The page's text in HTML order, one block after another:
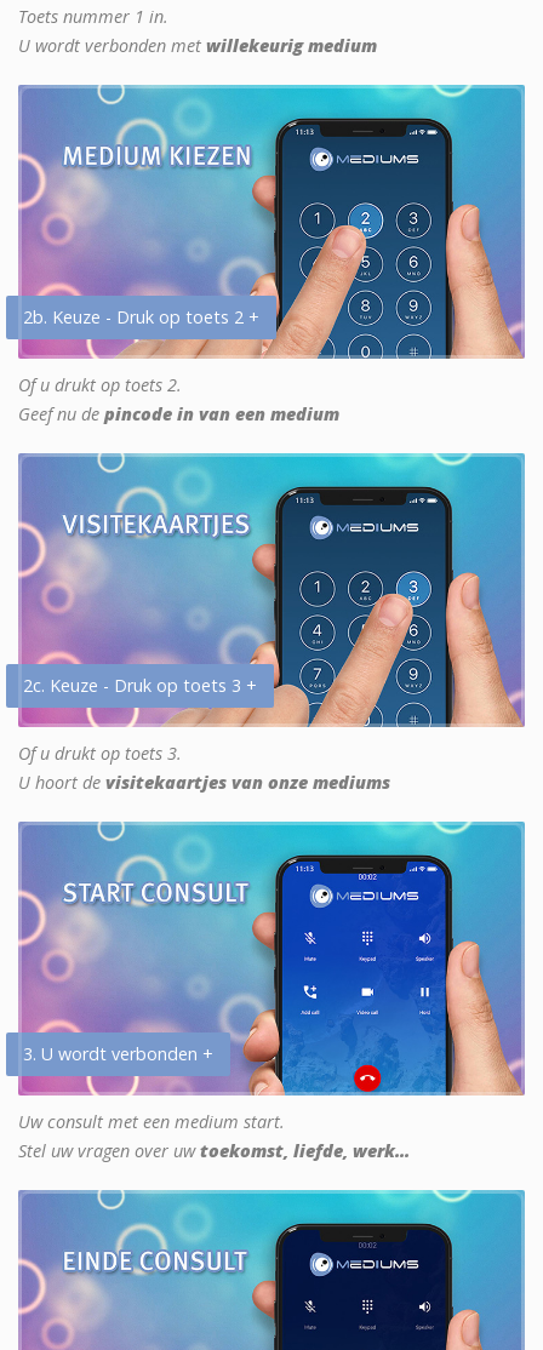
Toets nummer 1 in.
U wordt verbonden met willekeurig medium
2b. Keuze - Druk op toets 2 +
Of u drukt op toets 2.
Geef nu de pincode in van een medium
2c. Keuze - Druk op toets 3 +
Of u drukt op toets 3.
U hoort de visitekaartjes van onze mediums
3. U wordt verbonden +
Uw consult met een medium start.
Stel uw vragen over uwtoekomst, liefde, werk...